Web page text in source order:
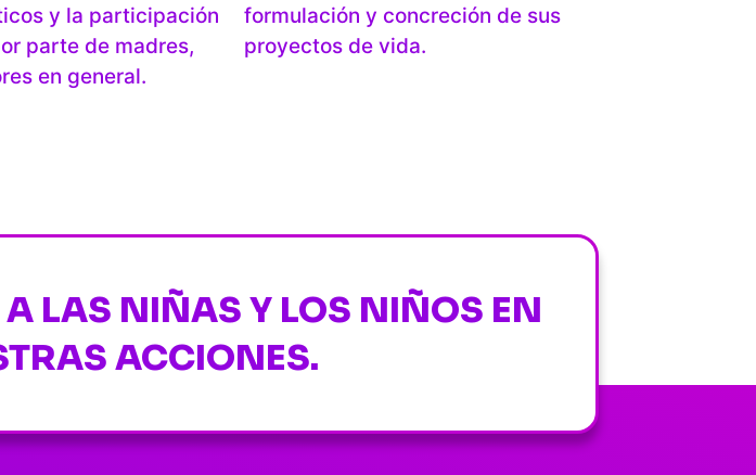
y la participación
parte de madres,
en general.
formulación y concreción de sus
proyectos de vida.
LAS NIÑAS Y LOS NIÑOS EN
ACCIONES.